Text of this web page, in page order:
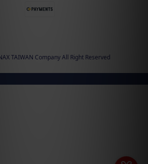
TAIWAN Company All Right Reserved